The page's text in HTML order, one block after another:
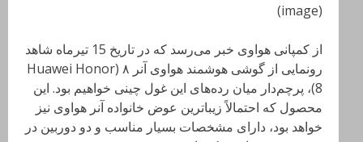
(image)
از کمپانی هواوی خبر می‌رسد که در تاریخ 15 تیرماه شاهد
رونمایی از گوشی هوشمند هواوی آنر ٨ (Huawei Honor
8)، پرچم‌دار میان رده‌های این غول چینی خواهیم بود. این
محصول که احتمالاً زیباترین عوض خانواده آنر هواوی نیز
خواهد بود، دارای مشخصات بسیار مناسب و دو دوربین در